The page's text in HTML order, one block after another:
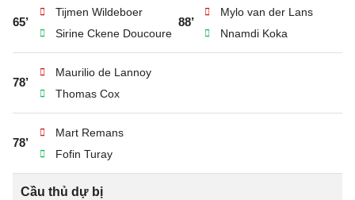
65’
Tijmen Wildeboer
Sirine Ckene Doucoure
88’
Mylo van der Lans
Nnamdi Koka
78’
Maurilio de Lannoy
Thomas Cox
78’
Mart Remans
Fofin Turay
Cầu thủ dự bị